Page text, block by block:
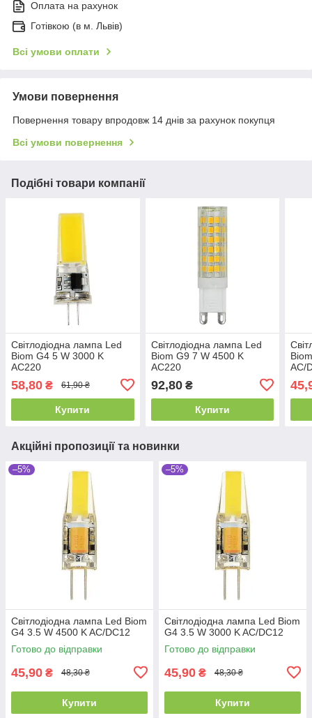
Оплата на рахунок
Готівкою (в м. Львів)
Всі умови оплати
Умови повернення
Повернення товару впродовж 14 днів за рахунок покупця
Всі умови повернення
Подібні товари компанії
Світлодіодна лампа Led
Biom G4 5 W 3000 K
AC220
58,80 ₴ 61,90 ₴
Купити
Світлодіодна лампа Led
Biom G9 7 W 4500 K
AC220
92,80₴
Купити
AC/
Акційні пропозиції та новинки
–5%
Світлодіодна лампа Led Biom
G4 3.5 W 4500 K AC/DC12
Готово до відправки
45,90 ₴ 48,30 ₴
Купити
–5%
Світлодіодна лампа Led Biom
G4 3.5 W 3000 K AC/DC12
Готово до відправки
45,90 ₴ 48,30 ₴
Купити